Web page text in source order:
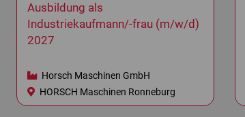
Ausbildung als
Industriekaufmann/-frau (m/w/d)
2027
Horsch Maschinen GmbH
HORSCH Maschinen Ronneburg